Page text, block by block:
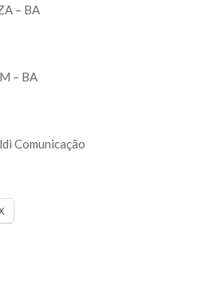
– BA
– BA
Comunicação